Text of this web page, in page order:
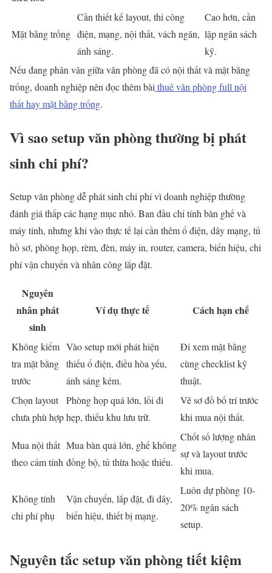
Mặt bằng trống
Cần thiết kế layout, thi công
điện, mạng, nội thất, vách ngăn,
ánh sáng.
Cao hơn, cần
lập ngân sách
kỹ.
Nếu đang phân vân giữa văn phòng đã có nội thất và mặt bằng
trống, doanh nghiệp nên đọc thêm bàithuê văn phòng full nội
thất hay mặt bằng trống.
Vì sao setup văn phòng thường bị phát
sinh chi phí?
Setup văn phòng dễ phát sinh chi phí vì doanh nghiệp thường
đánh giá thấp các hạng mục nhỏ. Ban đầu chỉ tính bàn ghế và
máy tính, nhưng khi vào thực tế lại cần thêm ổ điện, dây mạng, tủ
hồ sơ, phòng họp, rèm, đèn, máy in, router, camera, biển hiệu, chi
phí vận chuyển và nhân công lắp đặt.
Nguyên
nhân phát
sinh
Ví dụ thực tế Cách hạn chế
Không kiểm
tra mặt bằng
trước
Vào setup mới phát hiện
thiếu ổ điện, điều hòa yếu,
ánh sáng kém.
Đi xem mặt bằng
cùng checklist kỹ
thuật.
Chọn layout
chưa phù hợp
Phòng họp quá lớn, lối đi
hẹp, thiếu khu lưu trữ.
Vẽ sơ đồ bố trí trước
khi mua nội thất.
Mua nội thất
theo cảm tính
Mua bàn quá lớn, ghế không
đồng bộ, tủ thừa hoặc thiếu.
Chốt số lượng nhân
sự và layout trước
khi mua.
Không tính
chi phí phụ
Vận chuyển, lắp đặt, đi dây,
biển hiệu, thiết bị mạng.
Luôn dự phòng 10-
20% ngân sách
setup.
Nguyên tắc setup văn phòng tiết kiệm